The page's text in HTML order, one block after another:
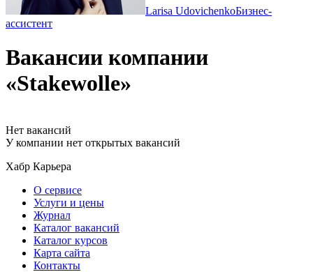
Larisa UdovichenkoБизнес-
ассистент
Вакансии компании
«Stakewolle»
Нет вакансий
У компании нет открытых вакансий
Хабр Карьера
О сервисе
Услуги и цены
Журнал
Каталог вакансий
Каталог курсов
Карта сайта
Контакты